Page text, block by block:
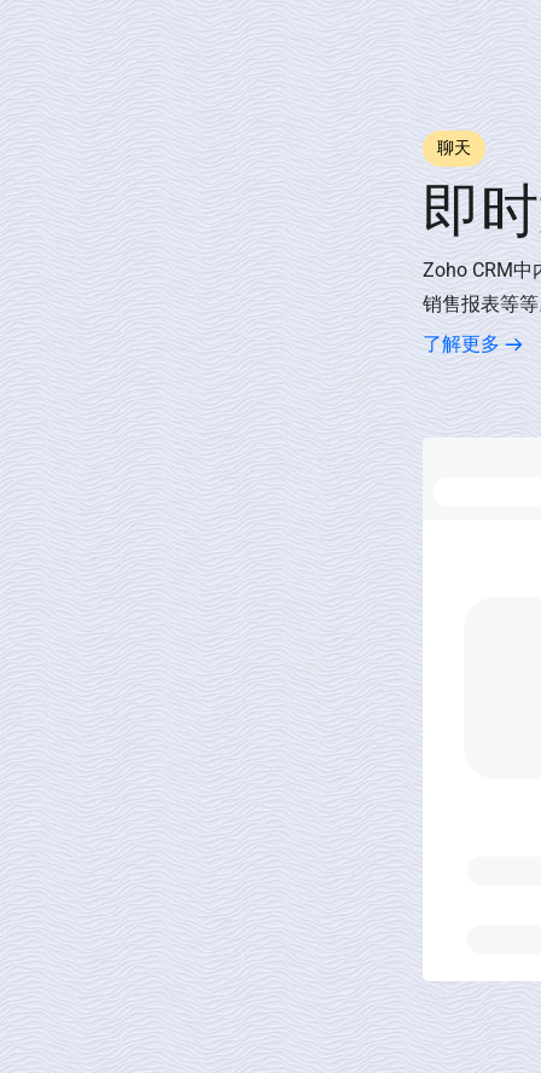
聊天
即
Zoho CRM
销售报表等
了解更多